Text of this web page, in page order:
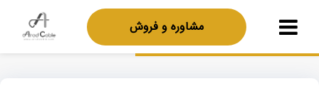
مشاوره و فروش